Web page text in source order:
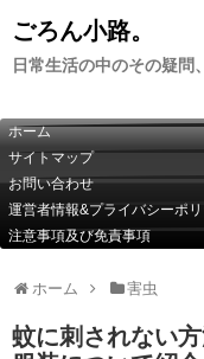
ごろん小路。
日常生活の中のその疑問
ホーム
サイトマップ
お問い合わせ
運営者情報&プライバシーポ
注意事項及び免責事項
ホーム 害虫
蚊に刺されない